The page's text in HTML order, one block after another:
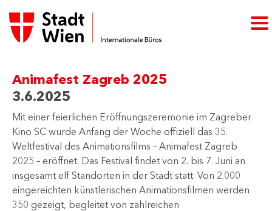
Animafest Zagreb 2025
3.6.2025
​Mit einer feierlichen Eröffnungszeremonie im Zagreber
Kino SC wurde Anfang der Woche offiziell das 35.
Weltfestival des Animationsfilms – Animafest Zagreb
2025 – eröffnet. Das Festival findet von 2. bis 7. Juni an
insgesamt elf Standorten in der Stadt statt. Von 2.000
eingereichten künstlerischen Animationsfilmen werden
350 gezeigt, begleitet von zahlreichen